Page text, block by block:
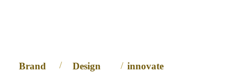
Brand / Design / innovate